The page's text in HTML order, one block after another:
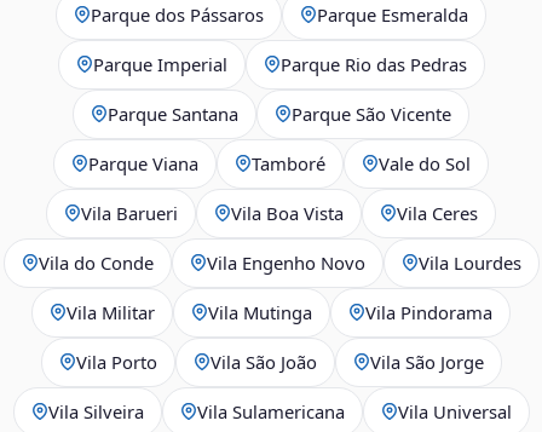
Parque dos Pássaros Parque Esmeralda
Parque Imperial Parque Rio das Pedras
Parque Santana Parque São Vicente
Parque Viana Tamboré Vale do Sol
Vila Barueri Vila Boa Vista Vila Ceres
Vila do Conde Vila Engenho Novo Vila Lourdes
Vila Militar Vila Mutinga Vila Pindorama
Vila Porto Vila São João Vila São Jorge
Vila Silveira Vila Sulamericana Vila Universal